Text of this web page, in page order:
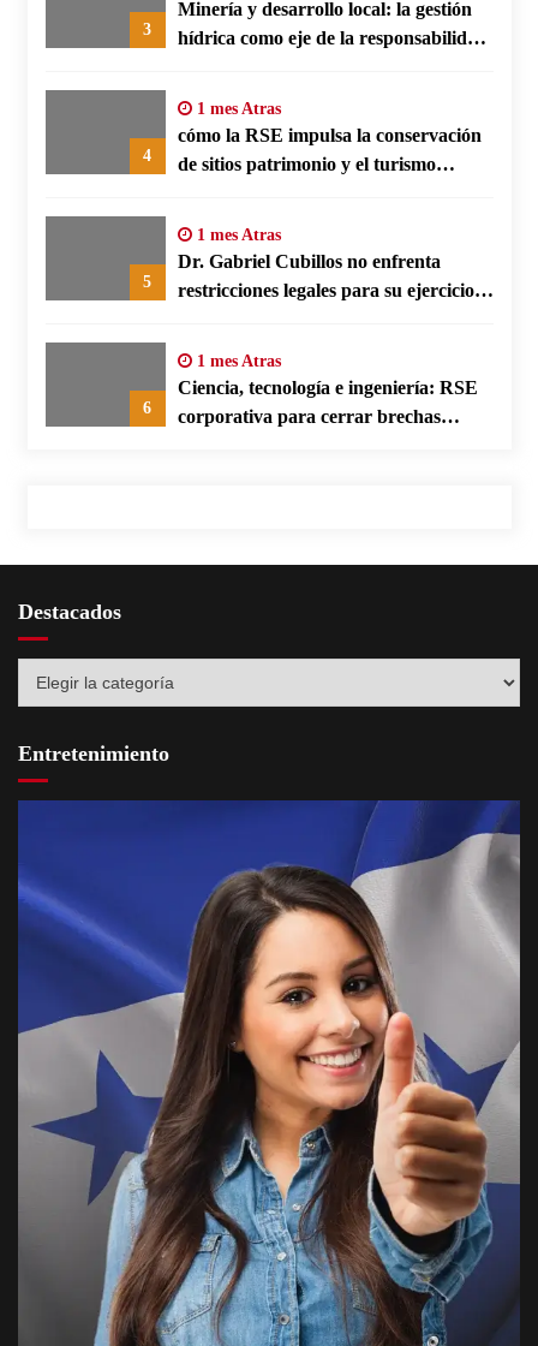
3
Minería y desarrollo local: la gestión
hídrica como eje de la responsabilidad
4
1 mes Atras
cómo la RSE impulsa la conservación
de sitios patrimonio y el turismo
5
1 mes Atras
Dr. Gabriel Cubillos no enfrenta
restricciones legales para su ejercicio,
6
1 mes Atras
Ciencia, tecnología e ingeniería: RSE
corporativa para cerrar brechas
Destacados
Entretenimiento